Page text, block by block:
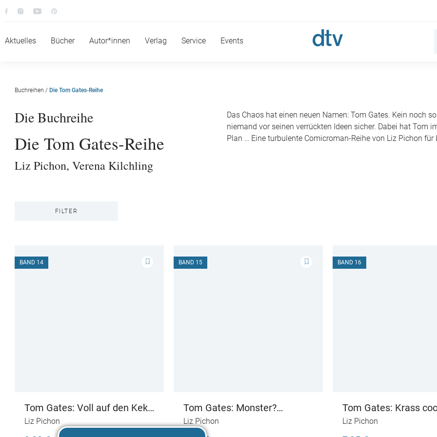
Aktuelles Bücher Autor*innen Verlag Service Events
Buchreihen / Die Tom Gates-Reihe
Die Buchreihe
Die Tom Gates-Reihe
Liz Pichon, Verena Kilchling
Das Chaos hat einen neuen Namen: Tom Gates. Kein noch
niemand vor seinen verrückten Ideen sicher. Dabei hat Tom
Plan … Eine turbulente Comicroman-Reihe von Liz Pichon für
FILTER
BAND 14
Tom Gates: Voll auf den Keks
(Gekrümelt wird immer)
Liz Pichon
BAND 15
Tom Gates: Monster?
Welches Monster?
Liz Pichon
BAND 16
Tom Gates: Krass
Kritzelzeug
Liz Pichon